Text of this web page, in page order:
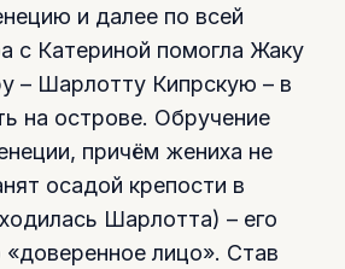
и далее по всей
с Катериной помогла Жаку
– Шарлотту Кипрскую – в
на острове. Обручение
причём жениха не
осадой крепости в
Шарлотта) – его
«доверенное лицо». Став